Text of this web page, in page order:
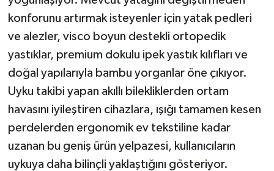
konforunu artırmak isteyenler için yatak pedleri
ve alezler, visco boyun destekli ortopedik
yastıklar, premium dokulu ipek yastık kılıfları ve
doğal yapılarıyla bambu yorganlar öne çıkıyor.
Uyku takibi yapan akıllı bilekliklerden ortam
havasını iyileştiren cihazlara, ışığı tamamen kesen
perdelerden ergonomik ev tekstiline kadar
uzanan bu geniş ürün yelpazesi, kullanıcıların
uykuya daha bilinçli yaklaştığını gösteriyor.